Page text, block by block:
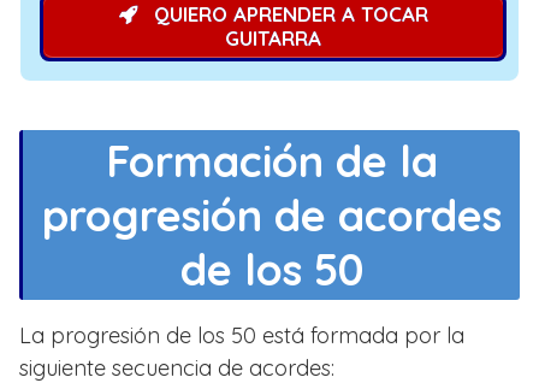
QUIERO APRENDER A TOCAR
GUITARRA
Formación de la
progresión de acordes
de los 50
La progresión de los 50 está formada por la
siguiente secuencia de acordes: